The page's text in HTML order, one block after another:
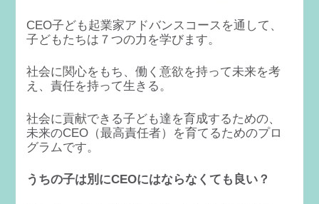
CEO子ども起業家アドバンスコースを通して、
子どもたちは７つの力を学びます。
社会に関心をもち、働く意欲を持って未来を考
え、責任を持って生きる。
社会に貢献できる子ども達を育成するための、
未来のCEO（最高責任者）を育てるためのプロ
グラムです。
うちの子は別にCEOにはならなくても良い？